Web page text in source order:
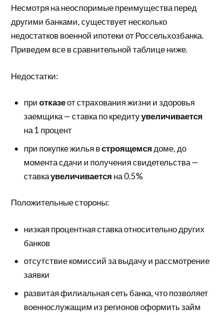
Несмотря на неоспоримые преимущества перед
другими банками, существует несколько
недостатков военной ипотеки от Россельхозбанка.
Приведем все в сравнительной таблице ниже.
Недостатки:
приотказеот страхования жизни и здоровья
заемщика — ставка по кредитуувеличивается
на 1 процент
при покупке жилья встроящемся доме, до
момента сдачи и получения свидетельства —
ставкаувеличивается на 0.5%
Положительные стороны:
низкая процентная ставка относительно других
банков
отсутствие комиссий за выдачу и рассмотрение
заявки
развитая филиальная сеть банка, что позволяет
военнослужащим из регионов оформить займ